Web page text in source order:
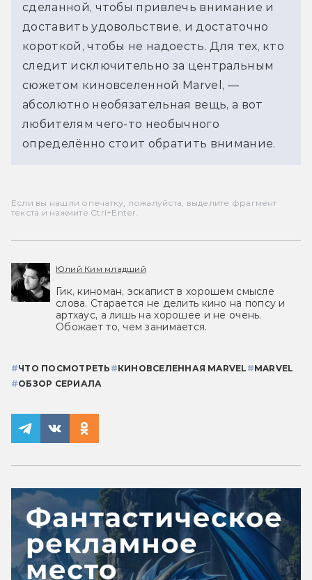
сделанной, чтобы привлечь внимание и
доставить удовольствие, и достаточно
короткой, чтобы не надоесть. Для тех, кто
следит исключительно за центральным
сюжетом киновселенной Marvel, —
абсолютно необязательная вещь, а вот
любителям чего-то необычного
определённо стоит обратить внимание.
Если вы нашли опечатку, пожалуйста, выделите фрагмент
текста и нажмите Ctrl+Enter.
Юлий Ким младший
Гик, киноман, эскапист в хорошем смысле
слова. Старается не делить кино на попсу и
артхаус, а лишь на хорошее и не очень.
Обожает то, чем занимается.
#ЧТО ПОСМОТРЕТЬ #КИНОВСЕЛЕННАЯ MARVEL #MARVEL
#ОБЗОР СЕРИАЛА